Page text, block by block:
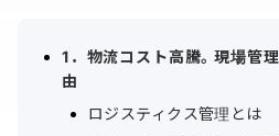
1．物流コスト高騰。現場管
由
ロジスティクス管理とは